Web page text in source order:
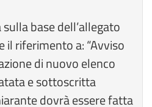
base dell’allegato
il riferimento a: “Avviso
di nuovo elenco
e sottoscritta
dovrà essere fatta